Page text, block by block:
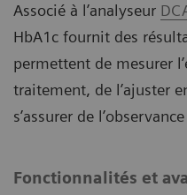
Associé à l’analyseur
HbA1c fournit des
permettent de mesurer
traitement, de l’ajuster
s’assurer de
Fonctionnalités et